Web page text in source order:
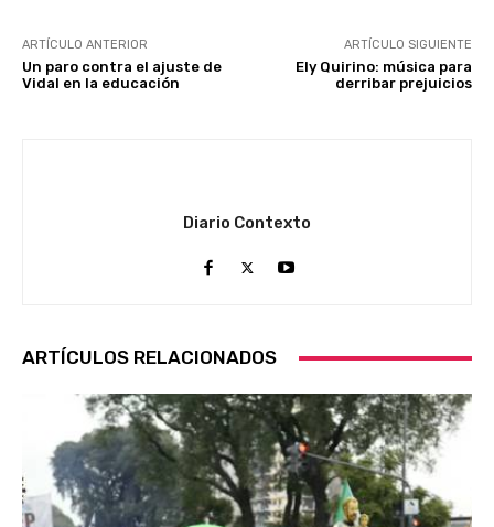
ARTÍCULO ANTERIOR
Un paro contra el ajuste de
Vidal en la educación
ARTÍCULO SIGUIENTE
Ely Quirino: música para
derribar prejuicios
Diario Contexto
ARTÍCULOS RELACIONADOS